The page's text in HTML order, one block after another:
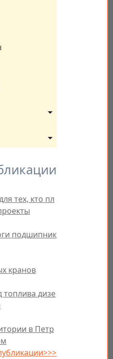
тех, кто пл
подшипник
кранов
топлива дизе
в Петр